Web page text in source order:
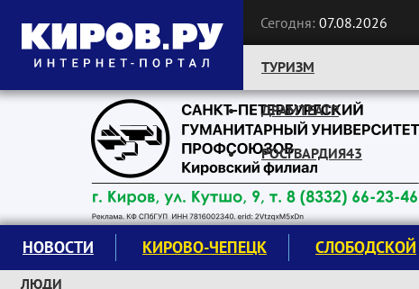
Сегодня: 07.08.2026
Следите за новостями:
ТУРИЗМ
ДРАМТЕАТР
РОСГВАРДИЯ43
НОВОСТИ КИРОВО-ЧЕПЕЦК СЛОБОДСКОЙ
ЛЮДИ